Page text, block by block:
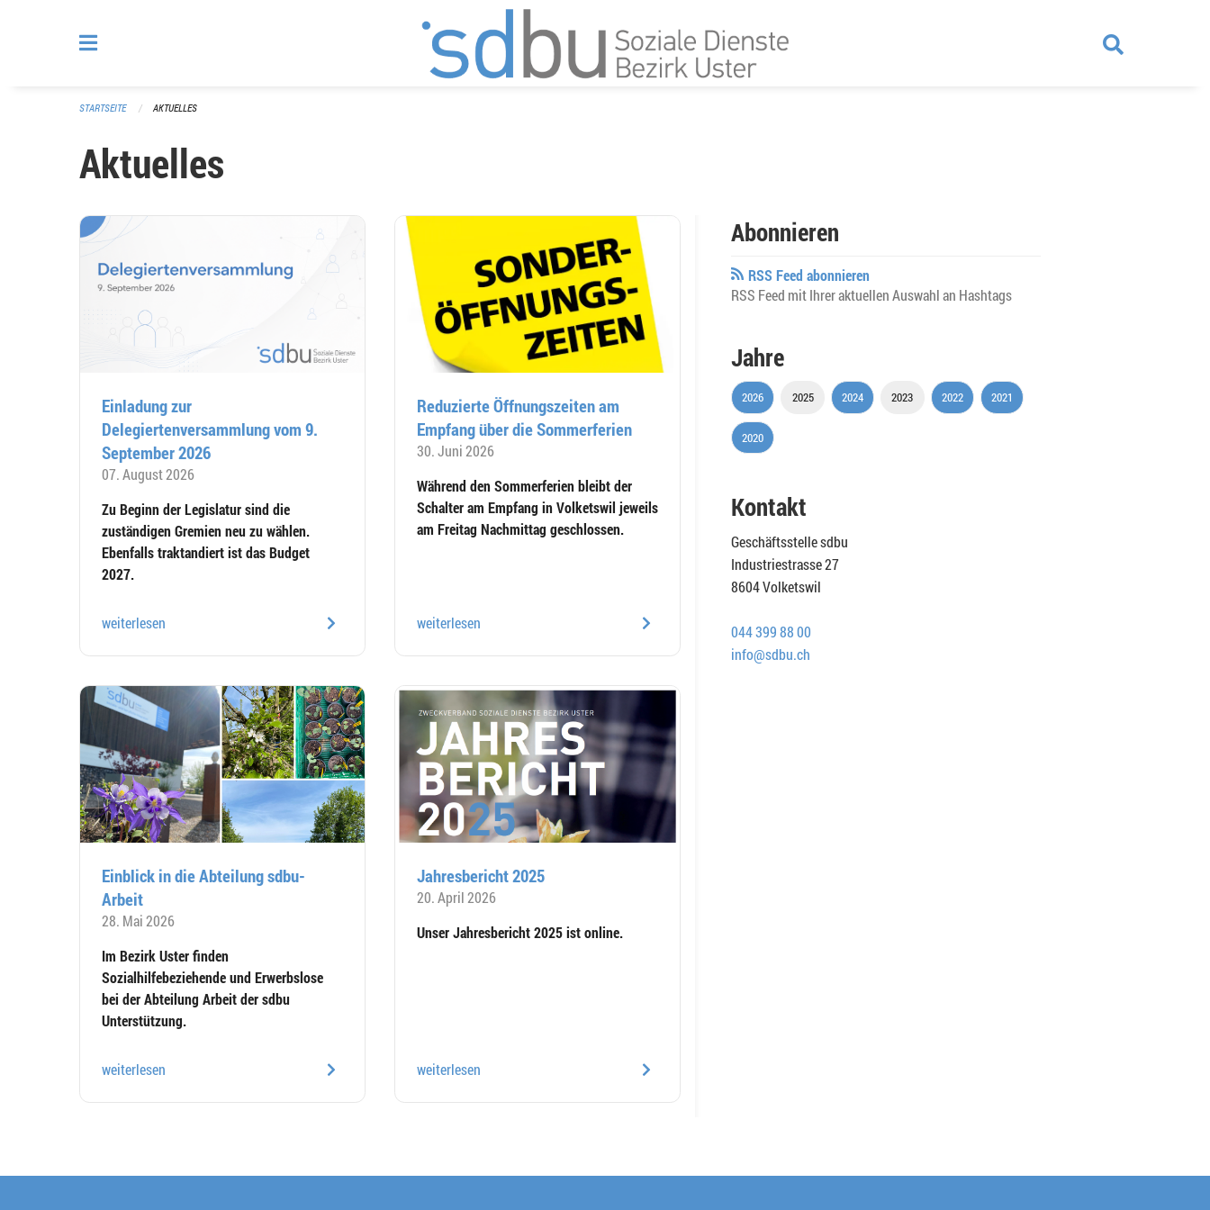
STARTSEITE AKTUELLES
Aktuelles
Einladung zur
Delegiertenversammlung vom 9.
September 2026
07. August 2026
Zu Beginn der Legislatur sind die
zuständigen Gremien neu zu wählen.
Ebenfalls traktandiert ist das Budget
2027.
weiterlesen
Reduzierte Öffnungszeiten am
Empfang über die Sommerferien
30. Juni 2026
Während den Sommerferien bleibt der
Schalter am Empfang in Volketswil jeweils
am Freitag Nachmittag geschlossen.
weiterlesen
Einblick in die Abteilung sdbu-
Arbeit
28. Mai 2026
Im Bezirk Uster finden
Sozialhilfebeziehende und Erwerbslose
bei der Abteilung Arbeit der sdbu
Unterstützung.
weiterlesen
Jahresbericht 2025
20. April 2026
Unser Jahresbericht 2025 ist online.
weiterlesen
Abonnieren
RSS Feed abonnieren
RSS Feed mit Ihrer aktuellen Auswahl an Hashtags
Jahre
2026 2025 2024 2023 2022 2021
2020
Kontakt
Geschäftsstelle sdbu
Industriestrasse 27
8604 Volketswil
044 399 88 00
info@sdbu.ch